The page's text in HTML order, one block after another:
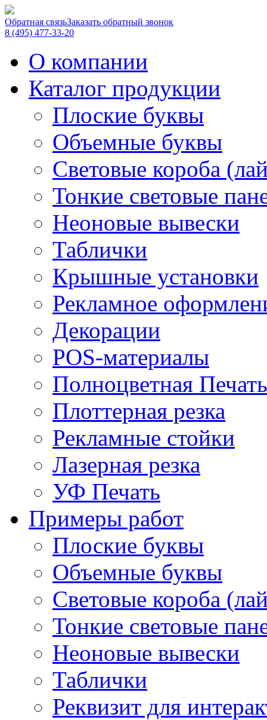
Обратная связьЗаказать обратный звонок
8 (495) 477-33-20
О компании
Каталог продукции
Плоские буквы
Объемные буквы
Световые короба
Тонкие световые
Неоновые вывески
Таблички
Крышные установки
Рекламное
Декорации
POS-материалы
Полноцветная Печать
Плоттерная резка
Рекламные стойки
Лазерная резка
УФ Печать
Примеры работ
Плоские буквы
Объемные буквы
Световые короба
Тонкие световые
Неоновые вывески
Таблички
Реквизит для